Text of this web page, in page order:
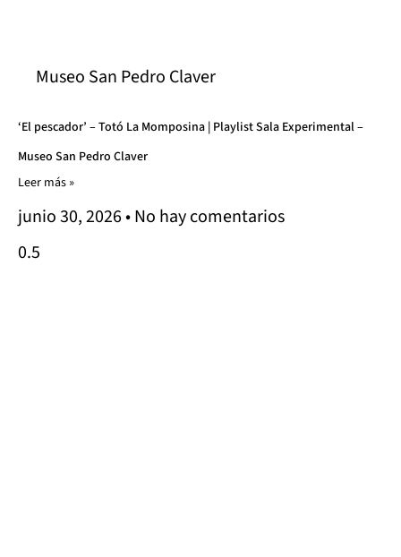
Museo San Pedro Claver
‘El pescador’ – Totó La Momposina | Playlist Sala Experimental –
Museo San Pedro Claver
Leer más »
junio 30, 2026 No hay comentarios